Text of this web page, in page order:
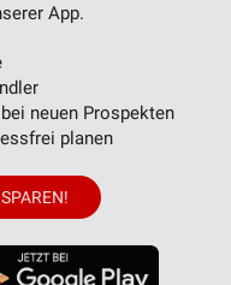
App.
neuen Prospekten
planen